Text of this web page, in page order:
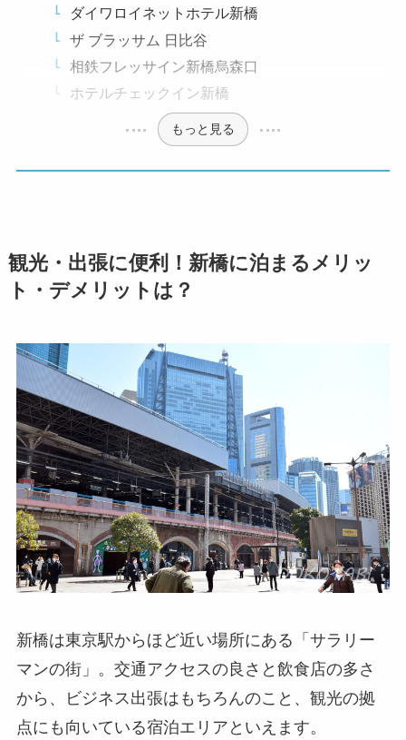
ダイワロイネットホテル新橋
ザ ブラッサム 日比谷
相鉄フレッサイン新橋烏森口
ホテルチェックイン新橋
もっと見る
観光・出張に便利！新橋に泊まるメリッ
ト・デメリットは？
新橋は東京駅からほど近い場所にある「サラリー
マンの街」。交通アクセスの良さと飲食店の多さ
から、ビジネス出張はもちろんのこと、観光の拠
点にも向いている宿泊エリアといえます。